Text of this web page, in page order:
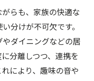
らも、家族の快適な
分けが不可欠です。
ダイニングなどの居
分離しつつ、連携を
により、趣味の音や